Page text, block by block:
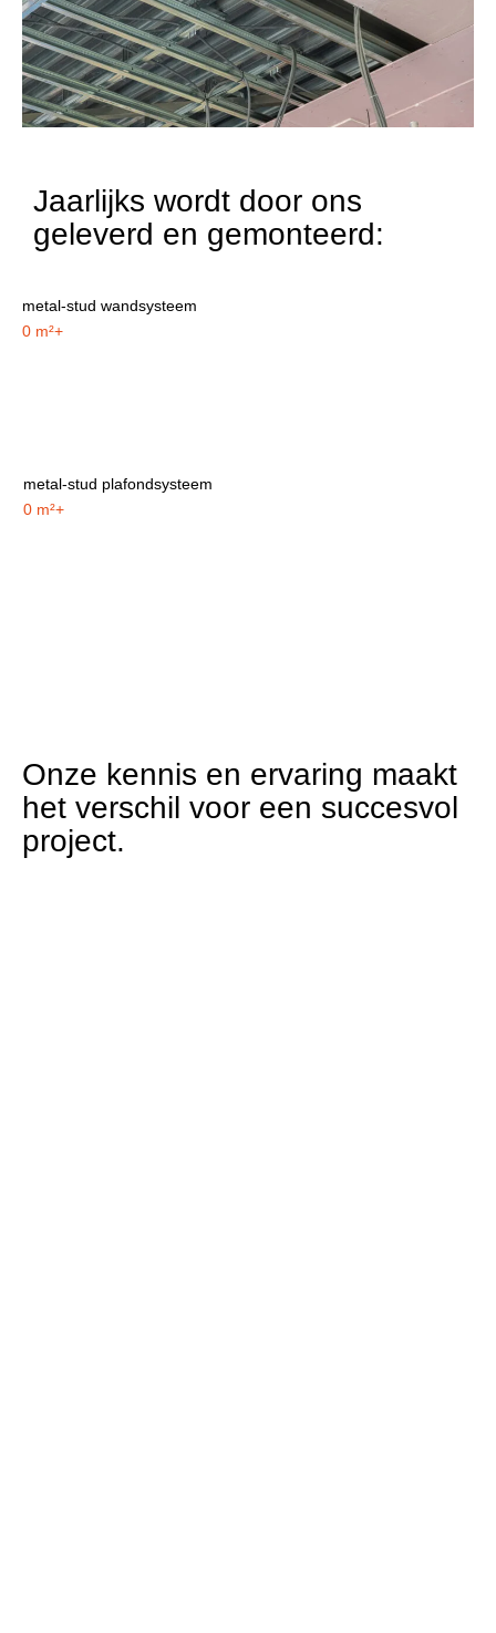
Jaarlijks wordt door ons
geleverd en gemonteerd:
metal-stud wandsysteem
0 m²+
metal-stud plafondsysteem
0 m²+
Onze kennis en ervaring maakt
het verschil voor een succesvol
project.